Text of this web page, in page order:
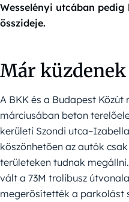
Wesselényi utcában
összideje.
Már
A BKK és a Budapest
márciusában beton
kerületi Szondi
köszönhetően az autók
területeken tudnak
vált a 73M trolibusz
megerősítették a parkolást